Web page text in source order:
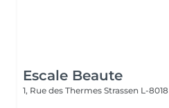
Escale Beaute
1, Rue des Thermes Strassen L-8018